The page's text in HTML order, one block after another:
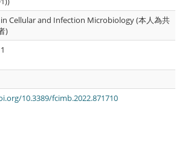
Cellular and Infection Microbiology (本人為共
)
10.3389/fcimb.2022.871710